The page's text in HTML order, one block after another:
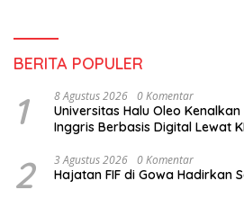
BERITA POPULER
1 8 Agustus 2026 0 Komentar
Universitas Halu Oleo
Inggris Berbasis Digital Lewat
2 3 Agustus 2026 0 Komentar
Hajatan FIF di Gowa Hadirkan